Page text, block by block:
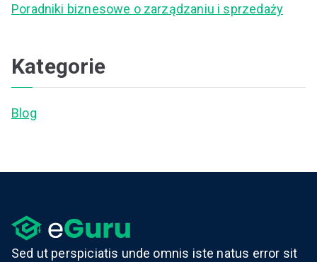
Poradniki biznesowe o zarządzaniu i sprzedaży
Kategorie
Blog
Sed ut perspiciatis unde omnis iste natus error sit